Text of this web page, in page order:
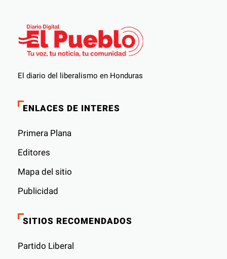
El diario del liberalismo en Honduras
ENLACES DE INTERES
Primera Plana
Editores
Mapa del sitio
Publicidad
SITIOS RECOMENDADOS
Partido Liberal